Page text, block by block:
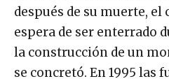
después de su muerte, el
espera de ser enterrado
la construcción de un
se concretó. En 1995 las